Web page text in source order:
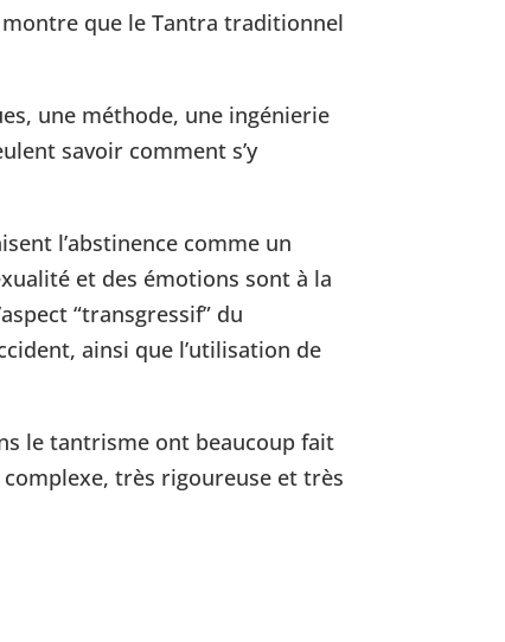
montre que le Tantra traditionnel
une méthode, une ingénierie
savoir comment s’y
l’abstinence comme un
et des émotions sont à la
“transgressif” du
ainsi que l’utilisation de
le tantrisme ont beaucoup fait
très rigoureuse et très